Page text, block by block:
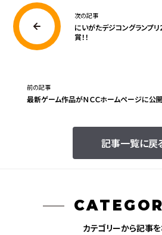
次の記事
にいがたデジコングランプ
賞！！
記事一覧に戻
前の記事
最新ゲーム作品がＮＣＣホームページに公開
カテゴリーから記事